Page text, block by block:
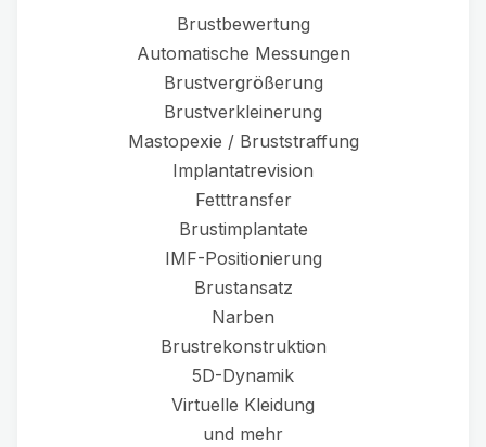
Brustbewertung
Automatische Messungen
Brustvergrößerung
Brustverkleinerung
Mastopexie / Bruststraffung
Implantatrevision
Fetttransfer
Brustimplantate
IMF-Positionierung
Brustansatz
Narben
Brustrekonstruktion
5D-Dynamik
Virtuelle Kleidung
und mehr